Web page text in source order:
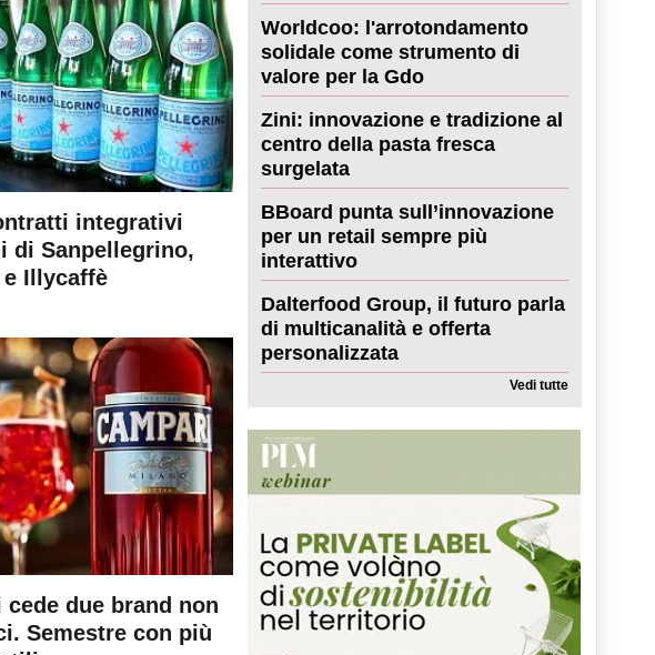
integrativi
di Sanpellegrino,
e Illycaffè
cede due brand non
Semestre con più
Worldcoo: l'arrotondamento
solidale come strumento di
valore per la Gdo
Zini: innovazione e tradizione al
centro della pasta fresca
surgelata
BBoard punta sull’innovazione
per un retail sempre più
interattivo
Dalterfood Group, il futuro parla
di multicanalità e offerta
personalizzata
Vedi tutte